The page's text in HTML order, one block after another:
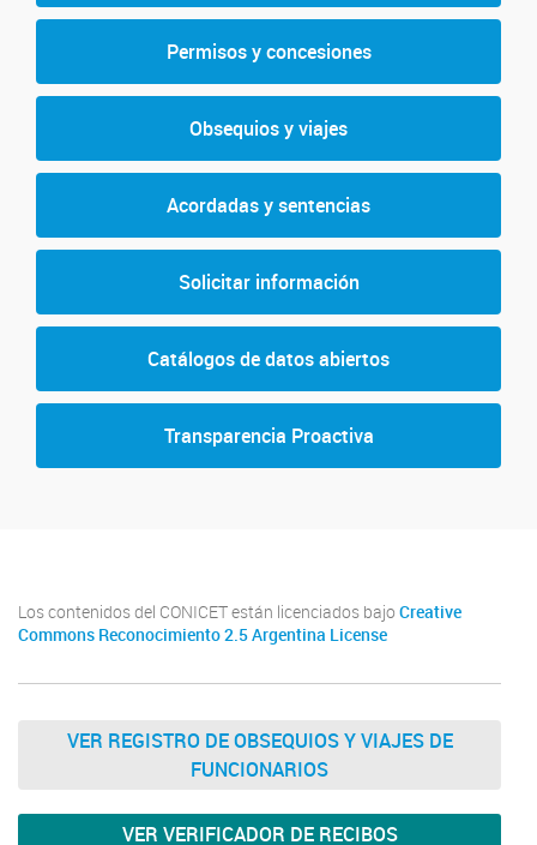
Permisos y concesiones
Obsequios y viajes
Acordadas y sentencias
Solicitar información
Catálogos de datos abiertos
Transparencia Proactiva
Los contenidos del CONICET están licenciados bajo Creative
Commons Reconocimiento 2.5 Argentina License
VER REGISTRO DE OBSEQUIOS Y VIAJES DE
FUNCIONARIOS
VER VERIFICADOR DE RECIBOS